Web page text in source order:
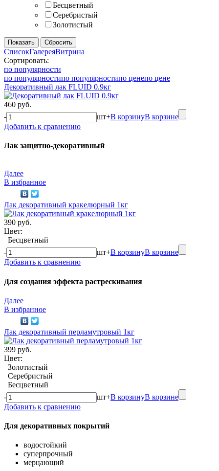
Бесцветный
Серебристый
Золотистый
СписокГалереяВитрина
Сортировать:
по популярности
по популярностипо популярностипо ценепо цене
Декоративный лак FLUID 0.9кг
460 руб.
-
шт+В корзинуВ корзине
Добавить к сравнению
Лак защитно-декоративный
Далее
В избранное
Лак декоративный кракелюрный 1кг
390 руб.
Цвет:
Бесцветный
-
шт+В корзинуВ корзине
Добавить к сравнению
Для создания эффекта растрескивания
Далее
В избранное
Лак декоративный перламутровый 1кг
399 руб.
Цвет:
Золотистый
Серебристый
Бесцветный
-
шт+В корзинуВ корзине
Добавить к сравнению
Для декоративных покрытий
водостойкий
суперпрочный
мерцающий